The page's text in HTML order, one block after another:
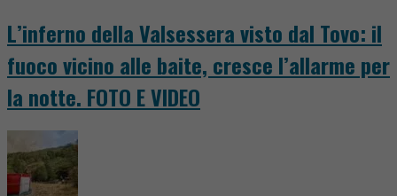
L’inferno della Valsessera visto dal Tovo: il
fuoco vicino alle baite, cresce l’allarme per
la notte. FOTO E VIDEO